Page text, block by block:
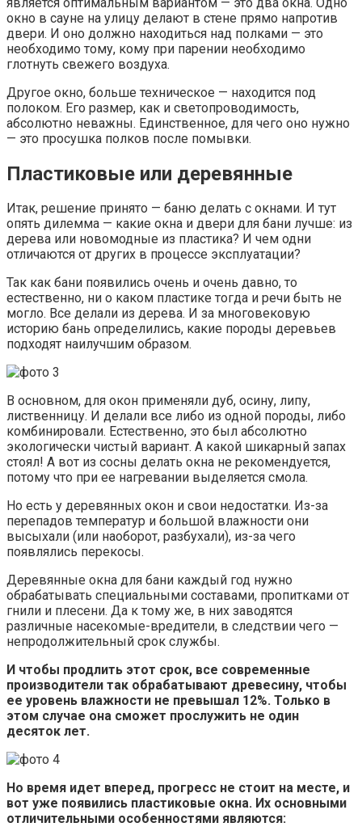
окно в сауне на улицу делают в стене прямо напротив
двери. И оно должно находиться над полками — это
необходимо тому, кому при парении необходимо
глотнуть свежего воздуха.
Другое окно, больше техническое — находится под
полоком. Его размер, как и светопроводимость,
абсолютно неважны. Единственное, для чего оно нужно
— это просушка полков после помывки.
Пластиковые или деревянные
Итак, решение принято — баню делать с окнами. И тут
опять дилемма — какие окна и двери для бани лучше: из
дерева или новомодные из пластика? И чем одни
отличаются от других в процессе эксплуатации?
Так как бани появились очень и очень давно, то
естественно, ни о каком пластике тогда и речи быть не
могло. Все делали из дерева. И за многовековую
историю бань определились, какие породы деревьев
подходят наилучшим образом.
В основном, для окон применяли дуб, осину, липу,
лиственницу. И делали все либо из одной породы, либо
комбинировали. Естественно, это был абсолютно
экологически чистый вариант. А какой шикарный запах
стоял! А вот из сосны делать окна не рекомендуется,
потому что при ее нагревании выделяется смола.
Но есть у деревянных окон и свои недостатки. Из-за
перепадов температур и большой влажности они
высыхали (или наоборот, разбухали), из-за чего
появлялись перекосы.
Деревянные окна для бани каждый год нужно
обрабатывать специальными составами, пропитками от
гнили и плесени. Да к тому же, в них заводятся
различные насекомые-вредители, в следствии чего —
непродолжительный срок службы.
И чтобы продлить этот срок, все современные
производители так обрабатывают древесину, чтобы
ее уровень влажности не превышал 12%. Только в
этом случае она сможет прослужить не один
десяток лет.
Но время идет вперед, прогресс не стоит на месте, и
вот уже появились пластиковые окна. Их основными
отличительными особенностями являются: